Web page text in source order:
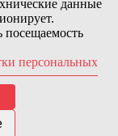
из-за
данные
посещаемость
персональных